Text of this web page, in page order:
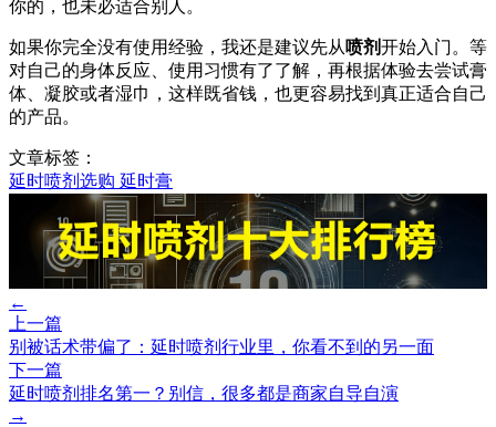
你的，也未必适合别人。
如果你完全没有使用经验，我还是建议先从 喷剂开始入门。等
对自己的身体反应、使用习惯有了了解，再根据体验去尝试膏
体、凝胶或者湿巾，这样既省钱，也更容易找到真正适合自己
的产品。
文章标签：
延时喷剂选购 延时膏
←
上一篇
别被话术带偏了：延时喷剂行业里，你看不到的另一面
下一篇
延时喷剂排名第一？别信，很多都是商家自导自演
→